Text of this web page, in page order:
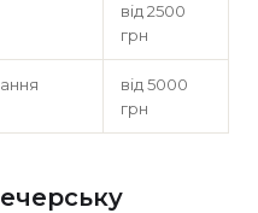
від 2500
грн
від 5000
грн